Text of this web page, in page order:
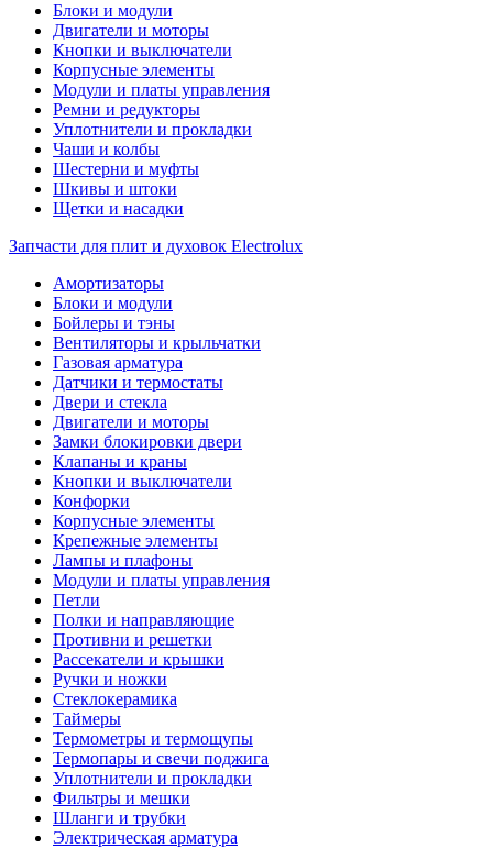
Блоки и модули
Двигатели и моторы
Кнопки и выключатели
Корпусные элементы
Модули и платы управления
Ремни и редукторы
Уплотнители и прокладки
Чаши и колбы
Шестерни и муфты
Шкивы и штоки
Щетки и насадки
Запчасти для плит и духовок Electrolux
Амортизаторы
Блоки и модули
Бойлеры и тэны
Вентиляторы и крыльчатки
Газовая арматура
Датчики и термостаты
Двери и стекла
Двигатели и моторы
Замки блокировки двери
Клапаны и краны
Кнопки и выключатели
Конфорки
Корпусные элементы
Крепежные элементы
Лампы и плафоны
Модули и платы управления
Петли
Полки и направляющие
Противни и решетки
Рассекатели и крышки
Ручки и ножки
Стеклокерамика
Таймеры
Термометры и термощупы
Термопары и свечи поджига
Уплотнители и прокладки
Фильтры и мешки
Шланги и трубки
Электрическая арматура